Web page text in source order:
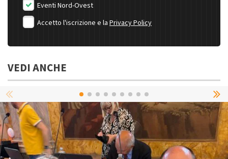
Eventi Nord-Ovest
Accetto l'iscrizione e la Privacy Policy
VEDI ANCHE